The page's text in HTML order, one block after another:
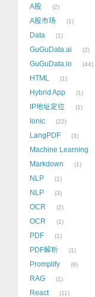
A股 2
A股市场 1
Data 1
GuGuData.ai 2
GuGuData.io 44
HTML 1
Hybrid App 1
IP地址定位 1
Ionic 22
LangPDF 3
Machine Learning
Markdown 1
NLP 1
NLP 3
OCR 2
OCR 1
PDF 1
PDF解析 1
Promplify 6
RAG 1
React 11